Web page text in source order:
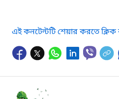
এই কনটেন্টটি শেয়ার করতে